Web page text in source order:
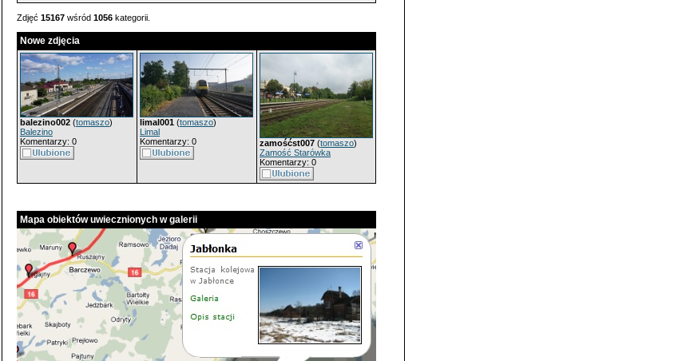
Zdjęć 15167 wśród 1056 kategorii.
Nowe zdjęcia
balezino002 (tomaszo)
Balezino
Komentarzy: 0
limal001 (tomaszo)
Limal
Komentarzy: 0
zamośćst007 (tomaszo)
Zamość Starówka
Komentarzy: 0
Mapa obiektów uwiecznionych w galerii